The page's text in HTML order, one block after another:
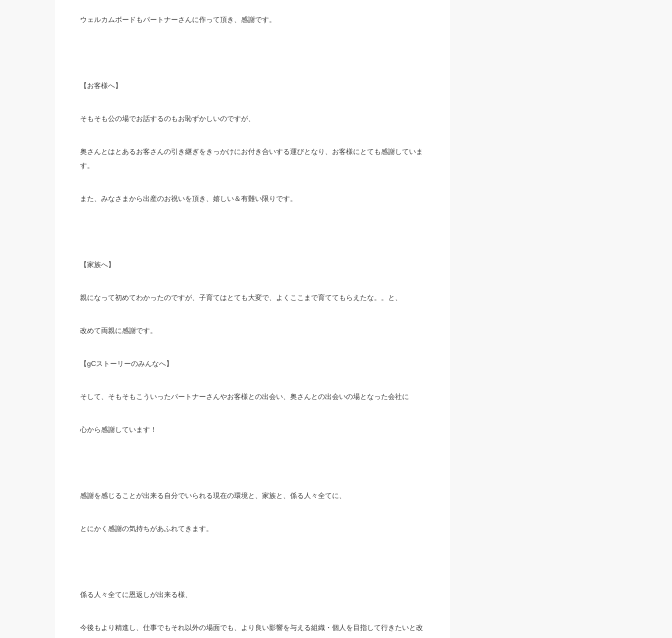
ウェルカムボードもパートナーさんに作って頂き、感謝です。
【お客様へ】
そもそも公の場でお話するのもお恥ずかしいのですが、
奥さんとはとあるお客さんの引き継ぎをきっかけにお付き合いする運びとなり、お客様にとても感謝していま
す。
また、みなさまから出産のお祝いを頂き、嬉しい＆有難い限りです。
【家族へ】
親になって初めてわかったのですが、子育てはとても大変で、よくここまで育ててもらえたな。。と、
改めて両親に感謝です。
【gCストーリーのみんなへ】
そして、そもそもこういったパートナーさんやお客様との出会い、奥さんとの出会いの場となった会社に
心から感謝しています！
感謝を感じることが出来る自分でいられる現在の環境と、家族と、係る人々全てに、
とにかく感謝の気持ちがあふれてきます。
係る人々全てに恩返しが出来る様、
今後もより精進し、仕事でもそれ以外の場面でも、より良い影響を与える組織・個人を目指して行きたいと改